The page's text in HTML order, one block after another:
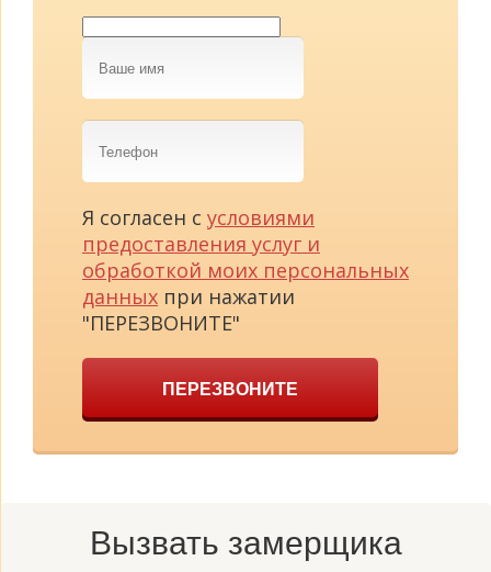
Ваше
имя
Телефон
Я согласен с условиями
предоставления услуг и
обработкой моих персональных
данных при нажатии
"ПЕРЕЗВОНИТЕ"
ПЕРЕЗВОНИТЕ
Вызвать замерщика